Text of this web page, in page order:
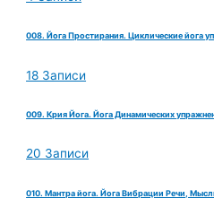
008. Йога Простирания. Циклические йога
18 Записи
009. Крия Йога. Йога Динамических
20 Записи
010. Мантра йога. Йога Вибрации Речи,